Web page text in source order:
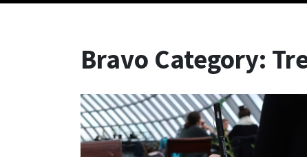
Bravo Category: